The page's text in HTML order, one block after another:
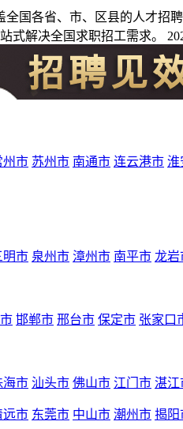
全国各省、市、区县的人才
式解决全国求职招工需求。
州市 苏州市 南通市 连云港市 淮
明市 泉州市 漳州市 南平市 龙岩
邯郸市 邢台市 保定市 张家口
海市 汕头市 佛山市 江门市 湛江
远市 东莞市 中山市 潮州市 揭阳